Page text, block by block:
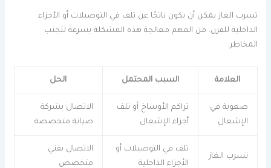
تسرب الغاز يمكن أن يكون ناتجًا عن تلف في التوصيلات أو الأجزاء
الداخلية للفرن. من المهم معالجة هذه المشكلة بسرعة لتجنب
المخاطر.
العلامة السبب المحتمل الحل
صعوبة في
الإشعال
تراكم الأوساخ أو تلف
أجزاء الإشعال
الاتصال بشركة
صيانة متخصصة
تسرب الغاز
تلف في التوصيلات أو
الأجزاء الداخلية
الاتصال بفني
متخصص